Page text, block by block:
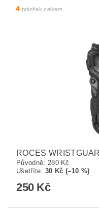
4 položek celkem
ROCES
Původně: 280 Kč
Ušetříte:30 Kč (–10 %)
250 Kč